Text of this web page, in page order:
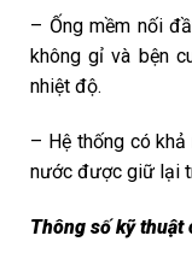
– Ống mềm nối
không gỉ và bện
nhiệt độ.
– Hệ thống có
nước được giữ lại
Thông số kỹ thuật